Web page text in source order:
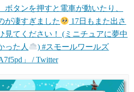
タンを押すと電車が動いたり、
が凄すぎました
17日もまた出さ
見てください！ (ミニチュアに夢中
った人
) #スモールワールズ
」 / Twitter